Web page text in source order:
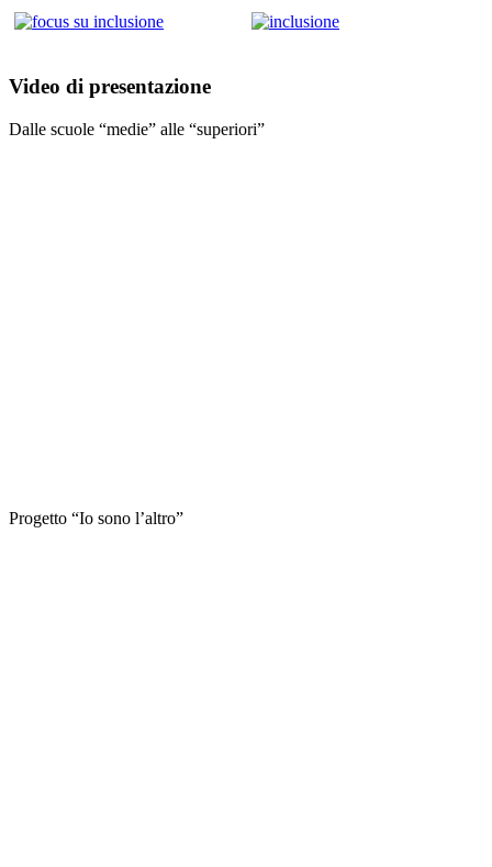
Video di presentazione
Dalle scuole “medie” alle “superiori”
Progetto “Io sono l’altro”